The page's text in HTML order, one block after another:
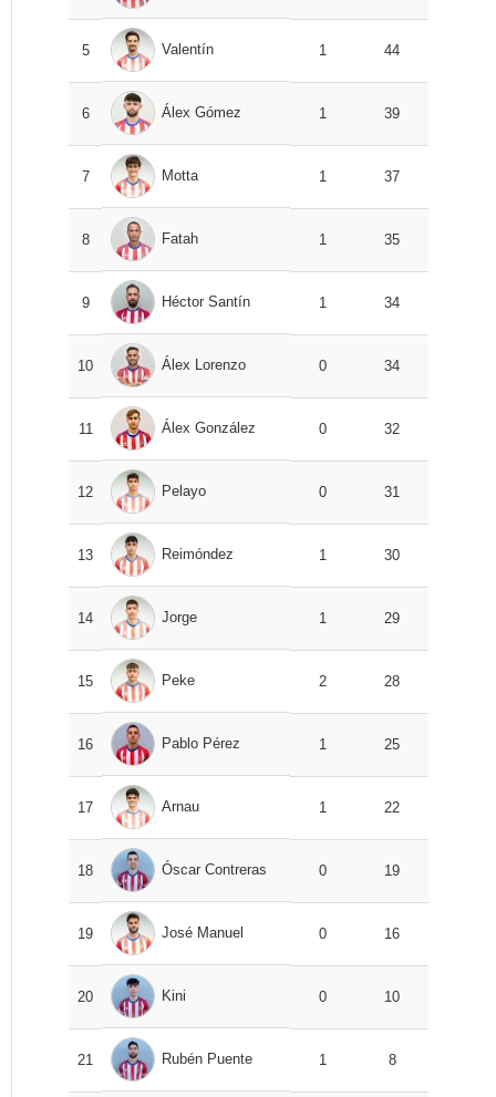
5 Valentín 1 44
6 Álex Gómez 1 39
7 Motta 1 37
8 Fatah 1 35
9 Héctor Santín 1 34
10 Álex Lorenzo 0 34
11 Álex González 0 32
12 Pelayo 0 31
13 Reimóndez 1 30
14 Jorge 1 29
15 Peke 2 28
16 Pablo Pérez 1 25
17 Arnau 1 22
18 Óscar Contreras 0 19
19 José Manuel 0 16
20 Kini 0 10
21 Rubén Puente 1 8